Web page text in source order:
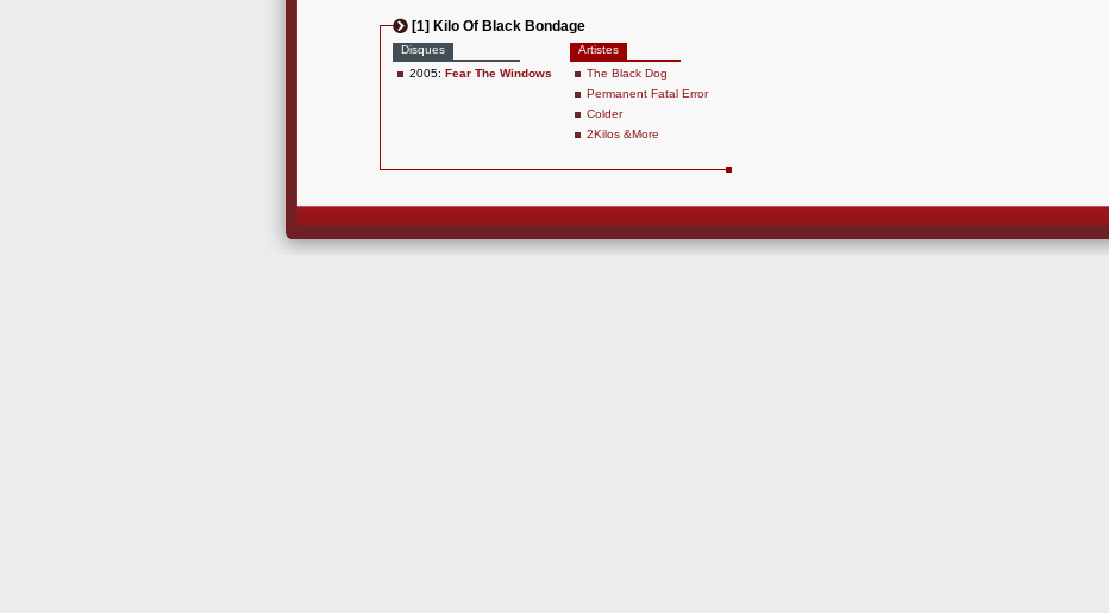
[1] Kilo Of Black Bondage
Disques
2005: Fear The Windows
Artistes
The Black Dog
Permanent Fatal Error
Colder
2Kilos &More